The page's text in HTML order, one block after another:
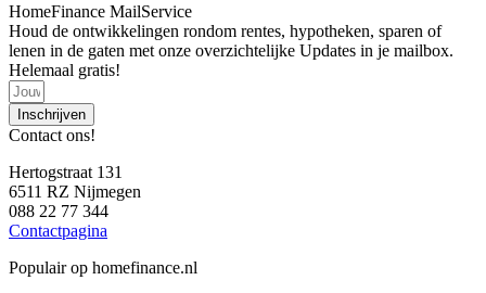
HomeFinance MailService
Houd de ontwikkelingen rondom rentes, hypotheken, sparen of
lenen in de gaten met onze overzichtelijke Updates in je mailbox.
Helemaal gratis!
Inschrijven
Contact ons!
Hertogstraat 131
6511 RZ Nijmegen
088 22 77 344
Contactpagina
Populair op homefinance.nl